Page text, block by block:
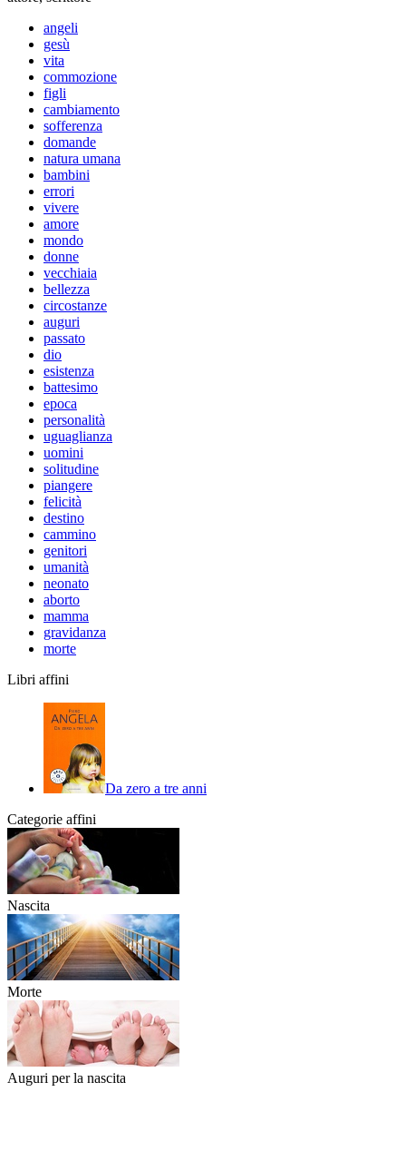
angeli
gesù
vita
commozione
figli
cambiamento
sofferenza
domande
natura umana
bambini
errori
vivere
amore
mondo
donne
vecchiaia
bellezza
circostanze
auguri
passato
dio
esistenza
battesimo
epoca
personalità
uguaglianza
uomini
solitudine
piangere
felicità
destino
cammino
genitori
umanità
neonato
aborto
mamma
gravidanza
morte
Libri affini
Da zero a tre anni
Categorie affini
Nascita
Morte
Auguri per la nascita